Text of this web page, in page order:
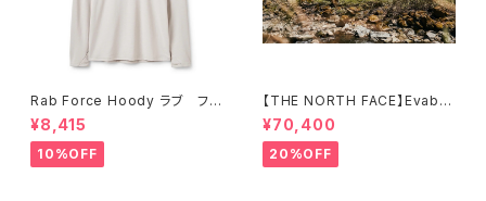
Rab Force Hoody ラブ フォ
ースフーディー（メンズ）
¥8,415
10%OFF
【THE NORTH FACE】Evaba
se 6
¥70,400
20%OFF